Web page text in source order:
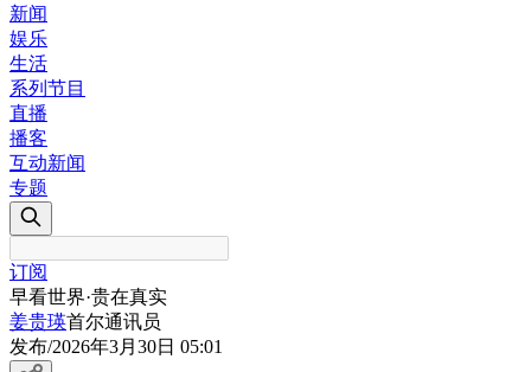
新闻
娱乐
生活
系列节目
直播
播客
互动新闻
专题
订阅
早看世界·贵在真实
姜贵瑛首尔通讯员
发布/2026年3月30日 05:01